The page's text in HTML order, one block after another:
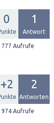
0 1
Antwort
777 Aufrufe
+2 2
Antworten
974Aufrufe